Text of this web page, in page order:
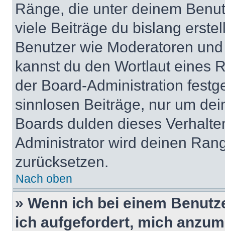
Ränge, die unter deinem
viele Beiträge du bislang
Benutzer wie Moderatoren
kannst du den Wortlaut eines
der Board-Administration
sinnlosen Beiträge, nur um
Boards dulden dieses
Administrator wird deinen
zurücksetzen.
Nach oben
» Wenn ich bei einem
ich aufgefordert, mich